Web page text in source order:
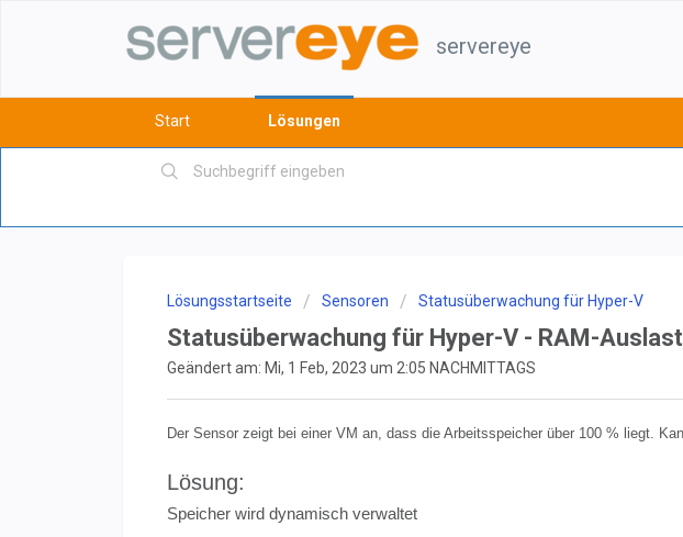
servereye
Start Lösungen
Lösungsstartseite Sensoren Statusüberwachung für Hyper-V
Statusüberwachung für Hyper-V - RAM-
Geändert am: Mi, 1 Feb, 2023 um 2:05 NACHMITTAGS
Der Sensor zeigt bei einer VM an, dass die Arbeitsspeicher über 100 % liegt.
Lösung:
Speicher wird dynamisch verwaltet